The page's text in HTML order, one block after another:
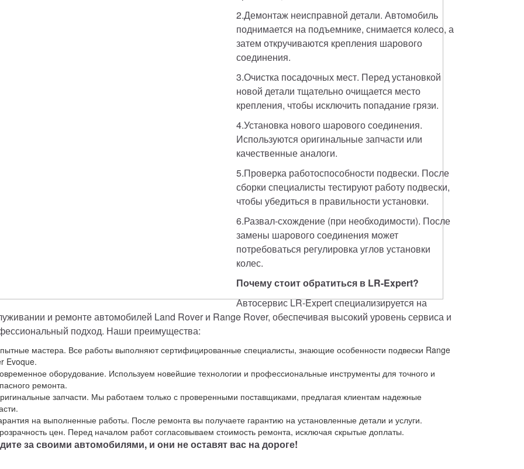
2.Демонтаж неисправной детали. Автомобиль
поднимается на подъемнике, снимается колесо, а
затем откручиваются крепления шарового
соединения.
3.Очистка посадочных мест. Перед установкой
новой детали тщательно очищается место
крепления, чтобы исключить попадание грязи.
4.Установка нового шарового соединения.
Используются оригинальные запчасти или
качественные аналоги.
5.Проверка работоспособности подвески. После
сборки специалисты тестируют работу подвески,
чтобы убедиться в правильности установки.
6.Развал-схождение (при необходимости). После
замены шарового соединения может
потребоваться регулировка углов установки
колес.
Почему стоит обратиться в LR-Expert?
Автосервис LR-Expert специализируется на
и ремонте автомобилей Land Rover и Range Rover, обеспечивая высокий уровень сервиса и
подход. Наши преимущества:
мастера. Все работы выполняют сертифицированные специалисты, знающие особенности подвески Range
Evoque.
оборудование. Используем новейшие технологии и профессиональные инструменты для точного и
ремонта.
запчасти. Мы работаем только с проверенными поставщиками, предлагая клиентам надежные
на выполненные работы. После ремонта вы получаете гарантию на установленные детали и услуги.
цен. Перед началом работ согласовываем стоимость ремонта, исключая скрытые доплаты.
за своими автомобилями, и они не оставят вас на дороге!